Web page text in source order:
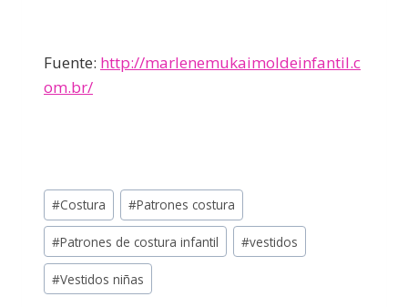
Fuente: http://marlenemukaimoldeinfantil.c
om.br/
#Costura #Patrones costura
#Patrones de costura infantil #vestidos
#Vestidos niñas